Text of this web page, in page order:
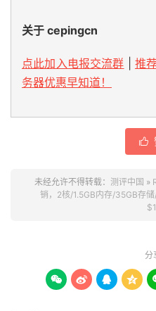
关于 cepingcn
点此加入电报交流群
推
务器优惠早知道！

未经允许不得转载： 测评中国 »
销，2核/1.5GB内存/35GB存
分
   